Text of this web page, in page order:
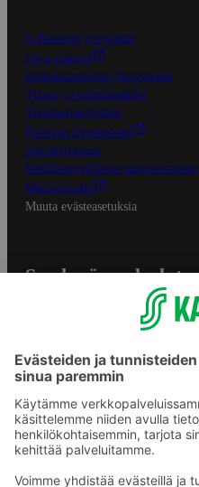
S-Business yrityksille
Oiva-raportit
Osuuskauppojen yhteystiedot
Tilaus- ja toimitusehdot
Tietosuojakäytäntö
Palvelun käyttöehdot
Saavutettavuus
Mobiilisovelluksen saavutettavuus
Mainostajalle
Muuta evästeasetuksia
S-ryhmän palvelut
Yhteishyvä Ruoka -sovellus
S-ostoslista -sovellus
Prisma.fi
Sokos.fi
S-Pankki